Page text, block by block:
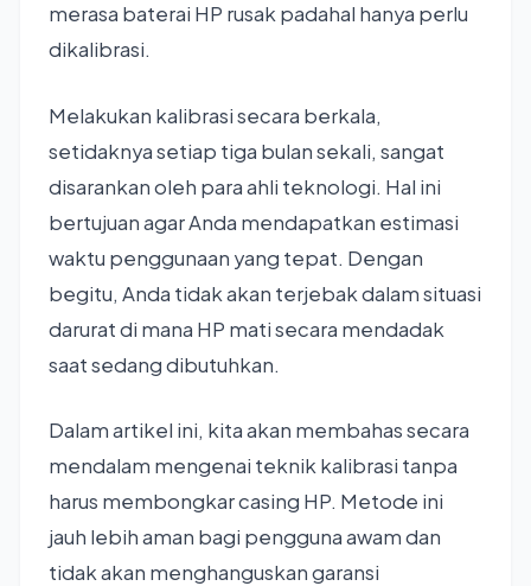
merasa baterai HP rusak padahal hanya perlu
dikalibrasi.
Melakukan kalibrasi secara berkala,
setidaknya setiap tiga bulan sekali, sangat
disarankan oleh para ahli teknologi. Hal ini
bertujuan agar Anda mendapatkan estimasi
waktu penggunaan yang tepat. Dengan
begitu, Anda tidak akan terjebak dalam situasi
darurat di mana HP mati secara mendadak
saat sedang dibutuhkan.
Dalam artikel ini, kita akan membahas secara
mendalam mengenai teknik kalibrasi tanpa
harus membongkar casing HP. Metode ini
jauh lebih aman bagi pengguna awam dan
tidak akan menghanguskan garansi